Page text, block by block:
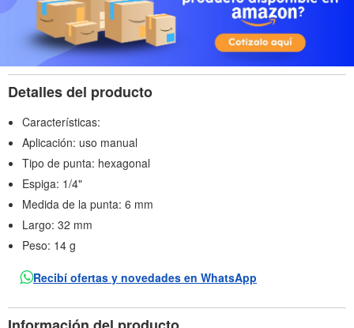
Detalles del producto
Características:
Aplicación: uso manual
Tipo de punta: hexagonal
Espiga: 1/4"
Medida de la punta: 6 mm
Largo: 32 mm
Peso: 14 g
Recibí ofertas y novedades en WhatsApp